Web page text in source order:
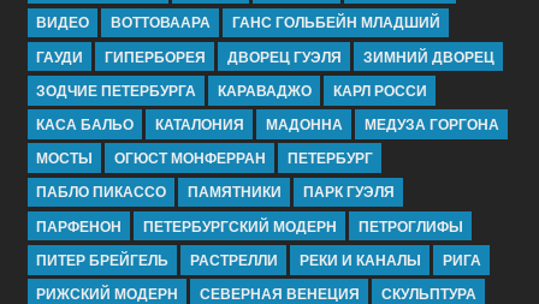
ВИДЕО
ВОТТОВААРА
ГАНС ГОЛЬБЕЙН МЛАДШИЙ
ГАУДИ
ГИПЕРБОРЕЯ ДВОРЕЦ ГУЭЛЯ
ЗИМНИЙ ДВОРЕЦ
ЗОДЧИЕ ПЕТЕРБУРГА
КАРАВАДЖО
КАРЛ РОССИ
КАСА БАЛЬО
КАТАЛОНИЯ МАДОННА
МЕДУЗА ГОРГОНА
МОСТЫ
ОГЮСТ МОНФЕРРАН
ПЕТЕРБУРГ
ПАБЛО ПИКАССО
ПАМЯТНИКИ
ПАРК ГУЭЛЯ
ПАРФЕНОН
ПЕТЕРБУРГСКИЙ МОДЕРН
ПЕТРОГЛИФЫ
ПИТЕР БРЕЙГЕЛЬ
РАСТРЕЛЛИ РЕКИ И КАНАЛЫ
РИГА
РИЖСКИЙ МОДЕРН
СЕВЕРНАЯ ВЕНЕЦИЯ
СКУЛЬПТУРА